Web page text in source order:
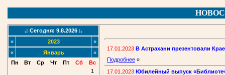
.: Сегодня: 9.8.2026 :.
«
2023
»
«
Январь
»
Пн
Вт Ср Чт Пт Сб
Вс
1
17.01.2023 В Астрахани презентовали
Подробнее »
17.01.2023 Юбилейный выпуск